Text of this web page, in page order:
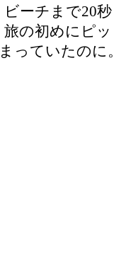
ーチまで20秒
の初めにピッ
っていたのに。